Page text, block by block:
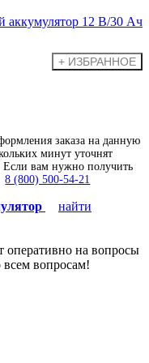
заказа на данную
минут уточнят
Если вам нужно получить
8 (800) 500-54-21
найти
оперативно на вопросы
всем вопросам!